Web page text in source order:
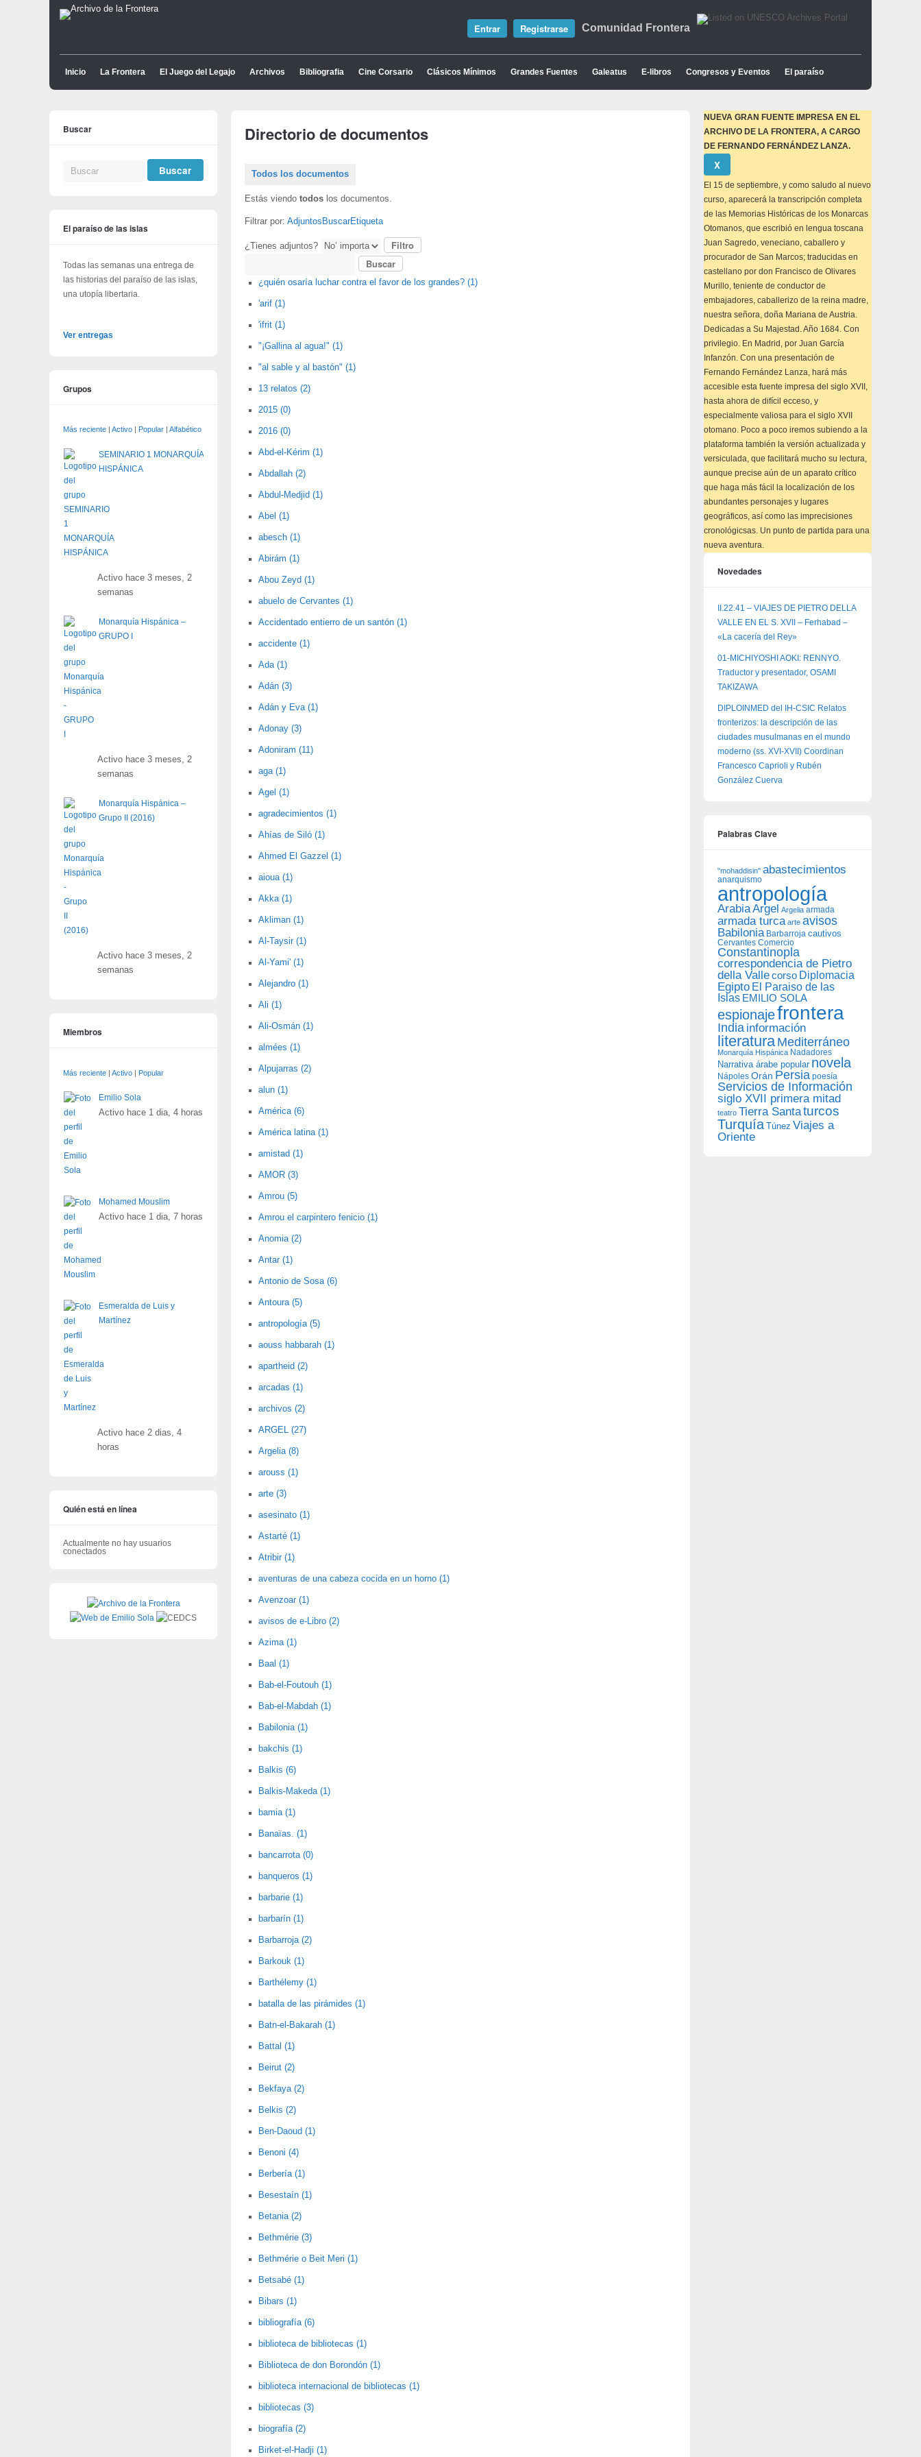
Comunidad Frontera
Entrar Registrarse
Inicio La Frontera El Juego del Legajo Archivos Bibliografia Cine Corsario Clásicos Mínimos Grandes Fuentes Galeatus E-libros Congresos y Eventos El paraíso
Directorio de documentos
Todos los documentos
Estás viendo todos los documentos.
Filtrar por: Adjuntos BuscarEtiqueta
¿Tienes adjuntos?
¿quién osaría luchar contra el favor de los grandes? (1)
'arif (1)
'ifrit (1)
"¡Gallina al agua!" (1)
"al sable y al bastón" (1)
13 relatos (2)
2015 (0)
2016 (0)
Abd-el-Kérim (1)
Abdallah (2)
Abdul-Medjid (1)
Abel (1)
abesch (1)
Abirám (1)
Abou Zeyd (1)
abuelo de Cervantes (1)
Accidentado entierro de un santón (1)
accidente (1)
Ada (1)
Adán (3)
Adán y Eva (1)
Adonay (3)
Adoniram (11)
aga (1)
Agel (1)
agradecimientos (1)
Ahías de Siló (1)
Ahmed El Gazzel (1)
aioua (1)
Akka (1)
Akliman (1)
Al-Taysir (1)
Al-Yami' (1)
Alejandro (1)
Ali (1)
Ali-Osmán (1)
almées (1)
Alpujarras (2)
alun (1)
América (6)
América latina (1)
amistad (1)
AMOR (3)
Amrou (5)
Amrou el carpintero fenicio (1)
Anomia (2)
Antar (1)
Antonio de Sosa (6)
Antoura (5)
antropología (5)
aouss habbarah (1)
apartheid (2)
arcadas (1)
archivos (2)
ARGEL (27)
Argelia (8)
arouss (1)
arte (3)
asesinato (1)
Astarté (1)
Atribir (1)
aventuras de una cabeza cocida en un horno (1)
Avenzoar (1)
avisos de e-Libro (2)
Azima (1)
Baal (1)
Bab-el-Foutouh (1)
Bab-el-Mabdah (1)
Babilonia (1)
bakchis (1)
Balkis (6)
Balkis-Makeda (1)
bamia (1)
Banaïas. (1)
bancarrota (0)
banqueros (1)
barbarie (1)
barbarín (1)
Barbarroja (2)
Barkouk (1)
Barthélemy (1)
batalla de las pirámides (1)
Batn-el-Bakarah (1)
Battal (1)
Beirut (2)
Bekfaya (2)
Belkis (2)
Ben-Daoud (1)
Benoni (4)
Berbería (1)
Besestaín (1)
Betania (2)
Bethmérie (3)
Bethmérie o Beit Meri (1)
Betsabé (1)
Bibars (1)
bibliografía (6)
biblioteca de bibliotecas (1)
Biblioteca de don Borondón (1)
biblioteca internacional de bibliotecas (1)
bibliotecas (3)
biografía (2)
Birket-el-Hadji (1)
Buscar
El paraíso de las islas
Todas las semanas una entrega de
las historias del paraíso de las islas,
una utopía libertaria.
Ver entregas
Grupos
Más reciente Activo Popular Alfabético
SEMINARIO 1 MONARQUÍA
HISPÁNICA
Activo hace 3 meses, 2
semanas
Monarquía Hispánica –
GRUPO I
Activo hace 3 meses, 2
semanas
Monarquía Hispánica –
Grupo II (2016)
Activo hace 3 meses, 2
semanas
Miembros
Más reciente | Activo | Popular
Emilio Sola
Activo hace 1 dia, 4 horas
Mohamed Mouslim
Activo hace 1 dia, 7 horas
Esmeralda de Luis y
Martínez
Activo hace 2 dias, 4
horas
Quién está en línea
Actualmente no hay usuarios
conectados
NUEVA GRAN FUENTE IMPRESA EN EL
ARCHIVO DE LA FRONTERA, A CARGO
DE FERNANDO FERNÁNDEZ LANZA.
Descartar
este
aviso
Χ
El 15 de septiembre, y como saludo al nuevo
curso, aparecerá la transcripción completa
de las Memorias Históricas de los Monarcas
Otomanos, que escribió en lengua toscana
Juan Sagredo, veneciano, caballero y
procurador de San Marcos; traducidas en
castellano por don Francisco de Olivares
Murillo, teniente de conductor de
embajadores, caballerizo de la reina madre,
nuestra señora, doña Mariana de Austria.
Dedicadas a Su Majestad. Año 1684. Con
privilegio. En Madrid, por Juan García
Infanzón. Con una presentación de
Fernando Fernández Lanza, hará más
accesible esta fuente impresa del siglo XVII,
hasta ahora de difícil ecceso, y
especialmente valiosa para el siglo XVII
otomano. Poco a poco iremos subiendo a la
plataforma también la versión actualizada y
versiculada, que facilitará mucho su lectura,
aunque precise aún de un aparato crítico
que haga más fácil la localización de los
abundantes personajes y lugares
geográficos, así como las imprecisiones
cronológicsas. Un punto de partida para una
nueva aventura.
Novedades
II.22.41 – VIAJES DE PIETRO DELLA
VALLE EN EL S. XVII – Ferhabad –
«La cacería del Rey»
01-MICHIYOSHI AOKI: RENNYO.
Traductor y presentador, OSAMI
TAKIZAWA
DIPLOINMED del IH-CSIC Relatos
fronterizos: la descripción de las
ciudades musulmanas en el mundo
moderno (ss. XVI-XVII) Coordinan
Francesco Caprioli y Rubén
González Cuerva
Palabras Clave
"mohaddisin" abastecimientos
anarquismo
antropología
ArabiaArgel Argelia armada
armada turca arte avisos
Babilonia Barbarroja cautivos
Cervantes Comercio
Constantinopla
correspondencia de Pietro
della Vallecorso Diplomacia
Egipto El Paraiso de las
Islas EMILIO SOLA
espionajefrontera
India información
literatura Mediterráneo
Monarquía Hispánica Nadadores
Narrativa árabe popular novela
Nápoles Orán Persia poesía
Servicios de Información
siglo XVII primera mitad
teatro Tierra Santaturcos
Turquía Túnez Viajes a
Oriente